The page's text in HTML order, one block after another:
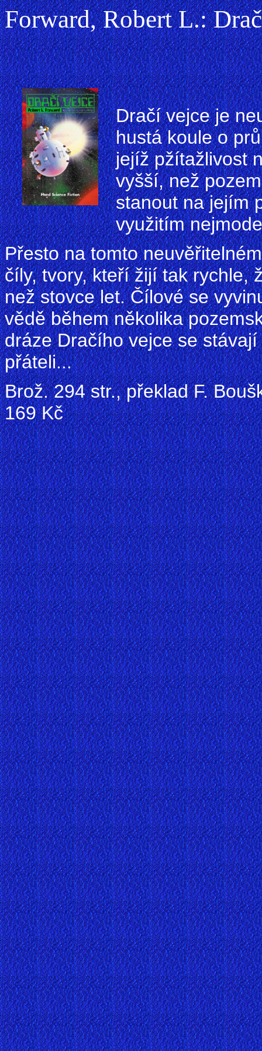
Forward, Robert L.:
Dračí vejce je
hustá koule o
jejíž pžítažlivost
vyšší, než
stanout na jejím
využitím
Přesto na tomto
číly, tvory, kteří žijí tak rychle,
než stovce let. Čílové se
vědě během několika
dráze Dračího vejce se
přáteli...
Brož. 294 str., překlad F.
169 Kč